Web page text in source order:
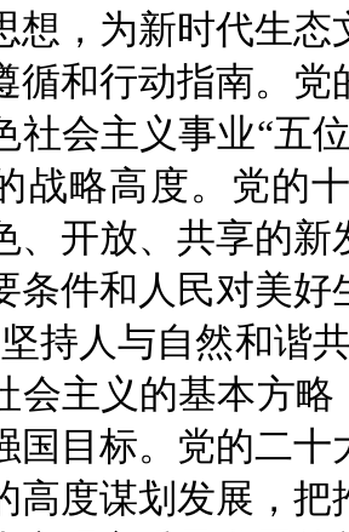
想，为新时代生
循和行动指南。
社会主义事业“五
战略高度。党的
、开放、共享的
条件和人民对美
持人与自然和谐
会主义的基本方
国目标。党的二
高度谋划发展，